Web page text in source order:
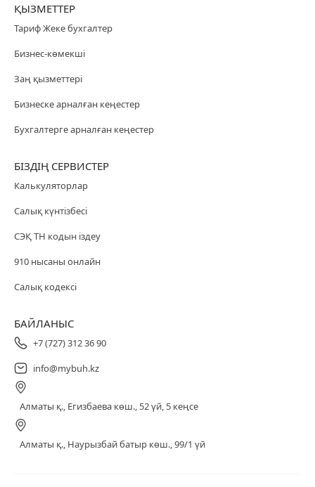
ҚЫЗМЕТТЕР
Тариф Жеке бухгалтер
Бизнес-көмекші
Заң қызметтері
Бизнеске арналған кеңестер
Бухгалтерге арналған кеңестер
БІЗДІҢ СЕРВИСТЕР
Калькуляторлар
Салық күнтізбесі
СЭҚ ТН кодын іздеу
910 нысаны онлайн
Салық кодексі
БАЙЛАНЫС
+7 (727) 312 36 90
info@mybuh.kz
Алматы қ., Егизбаева көш., 52 үй, 5 кеңсе
Алматы қ., Наурызбай батыр көш., 99/1 үй